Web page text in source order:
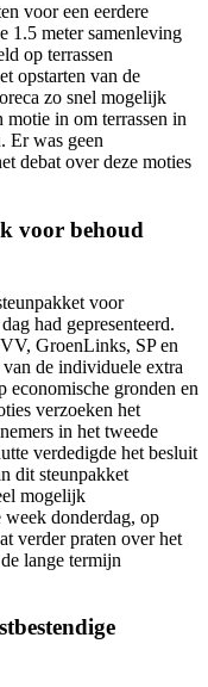
voor een eerdere
1.5 meter samenleving
op terrassen
opstarten van de
zo snel mogelijk
motie in om terrassen in
Er was geen
debat over deze moties
voor behoud
voor
had gepresenteerd.
GroenLinks, SP en
de individuele extra
gronden en
verzoeken het
in het tweede
verdedigde het besluit
dit steunpakket
mogelijk
donderdag, op
verder praten over het
lange termijn